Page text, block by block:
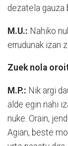
dezatela gauza
M.U.: Nahiko
errudunak izan
Zuek nola
M.P.: Nik argi
alde egin nahi
nuke. Orain,
Agian, beste